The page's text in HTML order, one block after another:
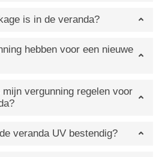
is in de veranda?
hebben voor een nieuwe
mijn vergunning regelen voor
veranda UV bestendig?